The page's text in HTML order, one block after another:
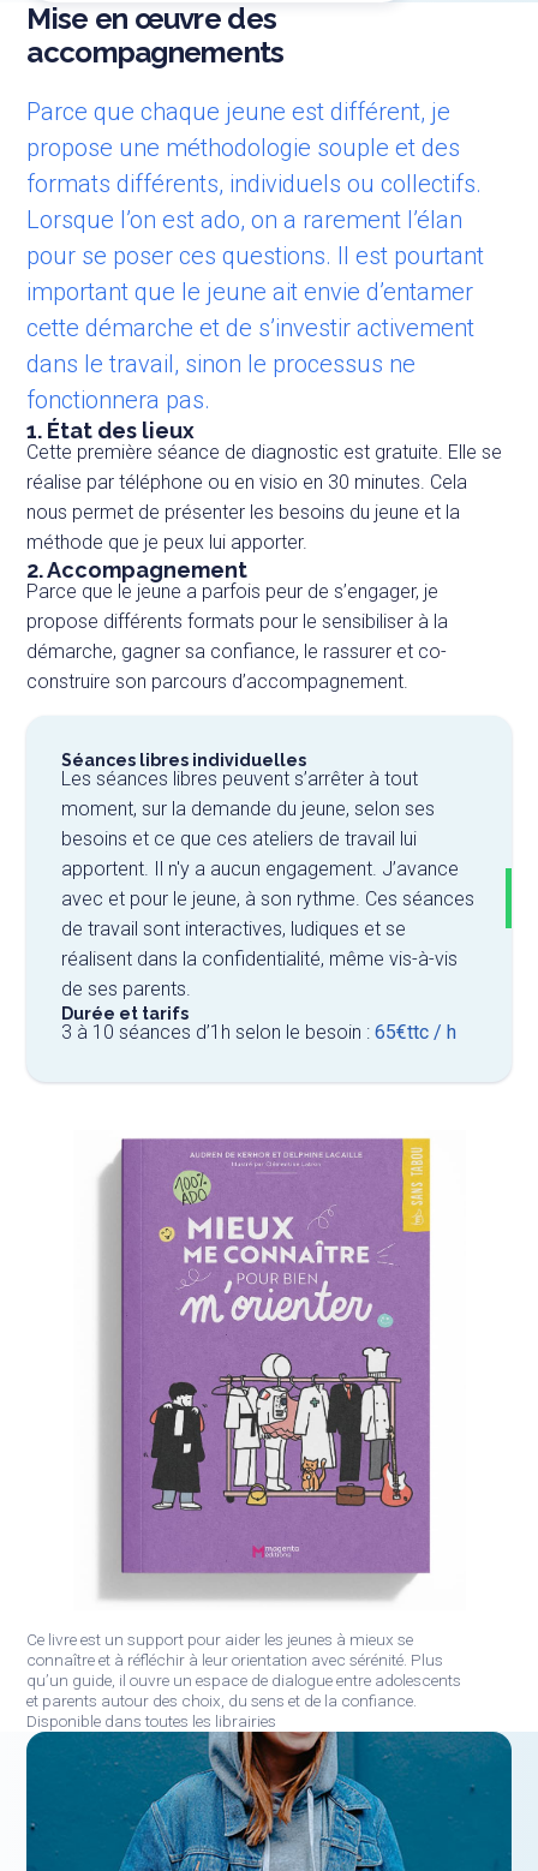
Mise en œuvre des
accompagnements
Parce que chaque jeune est différent, je
propose une méthodologie souple et des
formats différents, individuels ou collectifs.
Lorsque l’on est ado, on a rarement l’élan
pour se poser ces questions. Il est pourtant
important que le jeune ait envie d’entamer
cette démarche et de s’investir activement
dans le travail, sinon le processus ne
fonctionnera pas.
1. État des lieux
Cette première séance de diagnostic est gratuite. Elle se
réalise par téléphone ou en visio en 30 minutes. Cela
nous permet de présenter les besoins du jeune et la
méthode que je peux lui apporter.
2. Accompagnement
Parce que le jeune a parfois peur de s’engager, je
propose différents formats pour le sensibiliser à la
démarche, gagner sa confiance, le rassurer et co-
construire son parcours d’accompagnement.
Séances libres individuelles
Les séances libres peuvent s’arrêter à tout
moment, sur la demande du jeune, selon ses
besoins et ce que ces ateliers de travail lui
apportent. Il n'y a aucun engagement. J’avance
avec et pour le jeune, à son rythme. Ces séances
de travail sont interactives, ludiques et se
réalisent dans la confidentialité, même vis-à-vis
de ses parents.
Durée et tarifs
3 à 10 séances d’1h selon le besoin :65€ttc / h
Ce livre est un support pour aider les jeunes à mieux se
connaître et à réfléchir à leur orientation avec sérénité. Plus
qu’un guide, il ouvre un espace de dialogue entre adolescents
et parents autour des choix, du sens et de la confiance.
Disponible dans toutes les librairies